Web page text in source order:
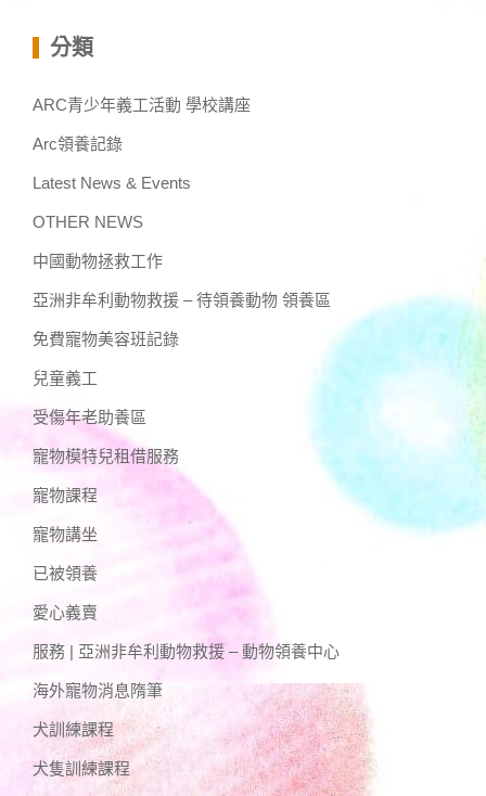
分類
ARC青少年義工活動 學校講座
Arc領養記錄
Latest News & Events
OTHER NEWS
中國動物拯救工作
亞洲非牟利動物救援 – 待領養動物 領養區
免費寵物美容班記錄
兒童義工
受傷年老助養區
寵物模特兒租借服務
寵物課程
寵物講坐
已被領養
愛心義賣
服務 | 亞洲非牟利動物救援 – 動物領養中心
海外寵物消息隋筆
犬訓練課程
犬隻訓練課程